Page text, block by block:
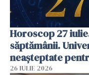
Horoscop 27
săptămânii.
neașteptate
26 IULIE 2026